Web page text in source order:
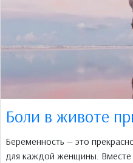
Боли в животе
Беременность — это
для каждой женщины.